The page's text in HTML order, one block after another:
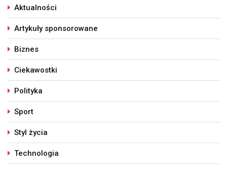
Aktualności
Artykuły sponsorowane
Biznes
Ciekawostki
Polityka
Sport
Styl życia
Technologia